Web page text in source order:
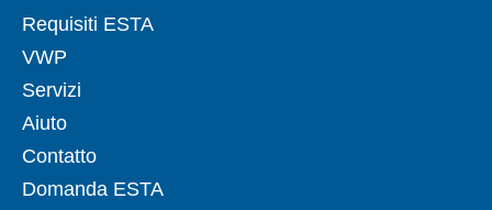
Requisiti ESTA
VWP
Servizi
Aiuto
Contatto
Domanda ESTA